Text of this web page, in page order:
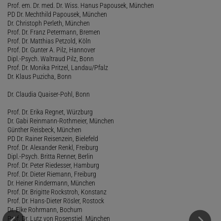
Prof. em. Dr. med. Dr. Wiss. Hanus Papousek, München
PD Dr. Mechthild Papousek, München
Dr. Christoph Perleth, München
Prof. Dr. Franz Petermann, Bremen
Prof. Dr. Matthias Petzold, Köln
Prof. Dr. Gunter A. Pilz, Hannover
Dipl.-Psych. Waltraud Pilz, Bonn
Prof. Dr. Monika Pritzel, Landau/Pfalz
Dr. Klaus Puzicha, Bonn
Dr. Claudia Quaiser-Pohl, Bonn
Prof. Dr. Erika Regnet, Würzburg
Dr. Gabi Reinmann-Rothmeier, München
Günther Reisbeck, München
PD Dr. Rainer Reisenzein, Bielefeld
Prof. Dr. Alexander Renkl, Freiburg
Dipl.-Psych. Britta Renner, Berlin
Prof. Dr. Peter Riedesser, Hamburg
Prof. Dr. Dieter Riemann, Freiburg
Dr. Heiner Rindermann, München
Prof. Dr. Brigitte Rockstroh, Konstanz
Prof. Dr. Hans-Dieter Rösler, Rostock
Dr. Elke Rohrmann, Bochum
Prof. Dr. Lutz von Rosenstiel, München